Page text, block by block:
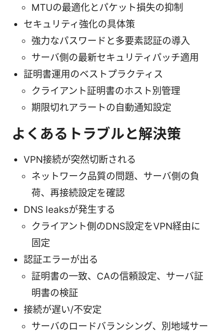
MTUの最適化とパケット損失の抑制
セキュリティ強化の具体策
強力なパスワードと多要素認証の導入
サーバ側の最新セキュリティパッチ適用
証明書運用のベストプラクティス
クライアント証明書のホスト別管理
期限切れアラートの自動通知設定
よくあるトラブルと解決策
VPN接続が突然切断される
ネットワーク品質の問題、サーバ側の負
荷、再接続設定を確認
DNS leaksが発生する
クライアント側のDNS設定をVPN経由に
固定
認証エラーが出る
証明書の一致、CAの信頼設定、サーバ証
明書の検証
接続が遅い/不安定
サーバのロードバランシング、別地域サー